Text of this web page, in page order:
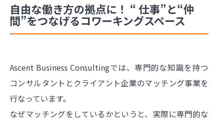
自由な働き方の拠点に！ “ 仕事”と“仲
間”をつなげるコワーキングスペース
Ascent Business Consultingでは、専門的な知識を持つ
コンサルタントとクライアント企業のマッチング事業を
行なっています。
なぜマッチングをしているかというと、実際に専門的な